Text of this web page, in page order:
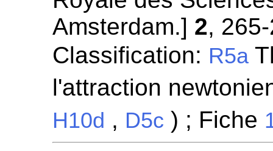
Amsterdam.] 2,
Classification: R5a
l'attraction
H10d , D5c ) ; Fiche